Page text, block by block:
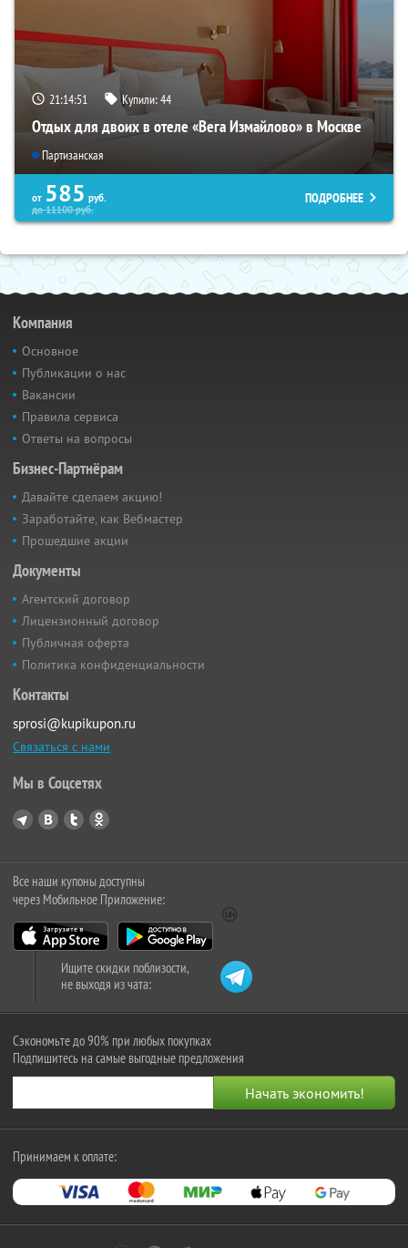
21:14:50 Купили:44
Отдых для двоих в отеле «Вега Измайлово» в Москве
Партизанская
от 585 руб.
до11100руб.
ПОДРОБНЕЕ
Компания
Основное
Публикации о нас
Вакансии
Правила сервиса
Ответы на вопросы
Бизнес-Партнёрам
Давайте сделаем акцию!
Заработайте, как Вебмастер
Прошедшие акции
Документы
Агентский договор
Лицензионный договор
Публичная оферта
Политика конфиденциальности
Контакты
sprosi@kupikupon.ru
Связаться с нами
Мы в Соцсетях
Все наши купоны доступны
через Мобильное Приложение:
Ищите скидки поблизости,
не выходя из чата:
Сэкономьте до 90% при любых покупках
Подпишитесь на самые выгодные предложения
Принимаем к оплате: